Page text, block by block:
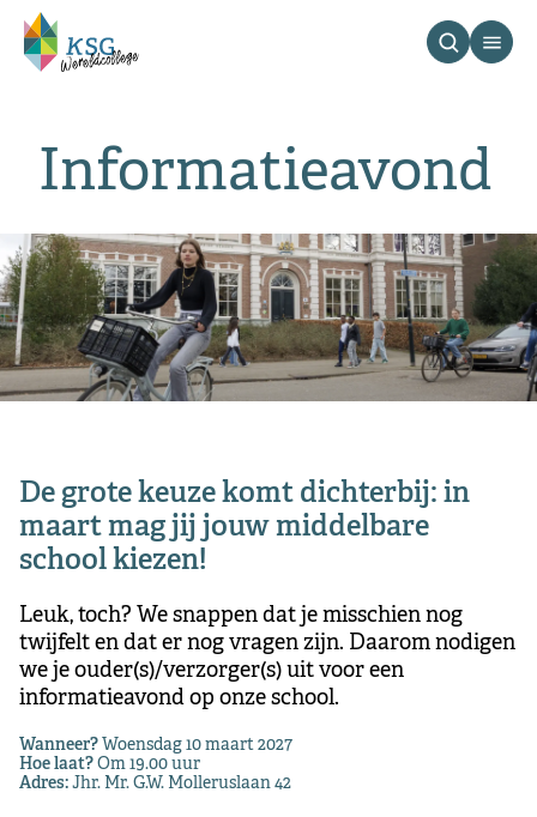
Informatieavond
De grote keuze komt dichterbij: in
maart mag jij jouw middelbare
school kiezen!
Leuk, toch? We snappen dat je misschien nog
twijfelt en dat er nog vragen zijn. Daarom nodigen
we je ouder(s)/verzorger(s) uit voor een
informatieavond op onze school.
Wanneer? Woensdag 10 maart 2027
Hoe laat?Om 19.00 uur
Adres:Jhr. Mr. G.W. Molleruslaan 42